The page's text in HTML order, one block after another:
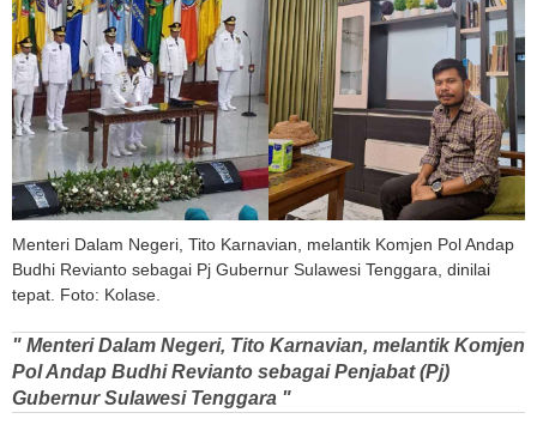
Menteri Dalam Negeri, Tito Karnavian, melantik Komjen Pol Andap
Budhi Revianto sebagai Pj Gubernur Sulawesi Tenggara, dinilai
tepat. Foto: Kolase.
" Menteri Dalam Negeri, Tito Karnavian, melantik Komjen
Pol Andap Budhi Revianto sebagai Penjabat (Pj)
Gubernur Sulawesi Tenggara "